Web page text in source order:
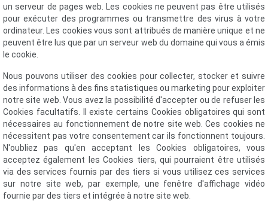
un serveur de pages web. Les cookies ne peuvent pas être utilisés
pour exécuter des programmes ou transmettre des virus à votre
ordinateur. Les cookies vous sont attribués de manière unique et ne
peuvent être lus que par un serveur web du domaine qui vous a émis
le cookie.
Nous pouvons utiliser des cookies pour collecter, stocker et suivre
des informations à des fins statistiques ou marketing pour exploiter
notre site web. Vous avez la possibilité d'accepter ou de refuser les
Cookies facultatifs. Il existe certains Cookies obligatoires qui sont
nécessaires au fonctionnement de notre site web. Ces cookies ne
nécessitent pas votre consentement car ils fonctionnent toujours.
N'oubliez pas qu'en acceptant les Cookies obligatoires, vous
acceptez également les Cookies tiers, qui pourraient être utilisés
via des services fournis par des tiers si vous utilisez ces services
sur notre site web, par exemple, une fenêtre d'affichage vidéo
fournie par des tiers et intégrée à notre site web.